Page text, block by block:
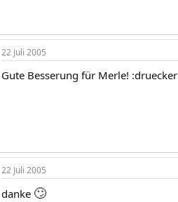
22 Juli 2005
Gute Besserung für Merle! :druecker
22 Juli 2005
danke 🙄